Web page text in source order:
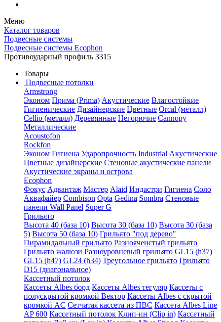
Меню
Каталог товаров
Подвесные системы
Подвесные системы Ecophon
Противоударный профиль 3315
Товары
Подвесные потолки
Armstrong
Эконом Прима (Prima) Акустические Влагостойкие
Гигиенические Дизайнерские Цветные Orcal (металл)
Cellio (металл) Деревянные Негорючие Cannopy
Металлические
Acoustofon
Rockfon
Эконом Гигиена Ударопрочность Industrial Акустические
Цветные дизайнерские Стеновые акустические панели
Акустические экраны и острова
Ecophon
Фокус Адвантаж Мастер Alaid Индастри Гигиена Соло
Аквафайер Combison Opta Gedina Sombra Стеновые
панели Wall Panel Super G
Грильято
Высота 40 (база 10) Высота 30 (база 10) Высота 30 (база
5) Высота 50 (база 10) Грильято "под дерево"
Пирамидальный грильято Разноячеистый грильято
Грильято жалюзи Разноуровневый грильято GL15 (h37)
GL15 (h47) GL24 (h34) Треугольное грильято Грильято
D15 (диагональное)
Кассетный потолок
Кассеты Albes борд Кассеты Albes тегуляр Кассеты с
полускрытой кромкой Вектор Кассеты Albes с скрытой
кромкой AC Сетчатая кассета из ПВС Кассета Albes Line
AP 600 Кассетный потолок Клип-ин (Clip in) Кассетный